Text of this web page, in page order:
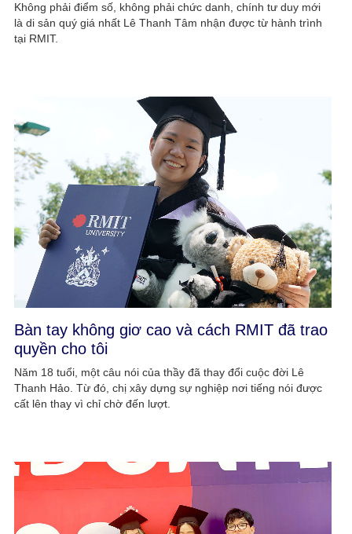
Không phải điểm số, không phải chức danh, chính tư duy mới
là di sản quý giá nhất Lê Thanh Tâm nhận được từ hành trình
tại RMIT.
Bàn tay không giơ cao và cách RMIT đã trao
quyền cho tôi
Năm 18 tuổi, một câu nói của thầy đã thay đổi cuộc đời Lê
Thanh Hảo. Từ đó, chị xây dựng sự nghiệp nơi tiếng nói được
cất lên thay vì chỉ chờ đến lượt.